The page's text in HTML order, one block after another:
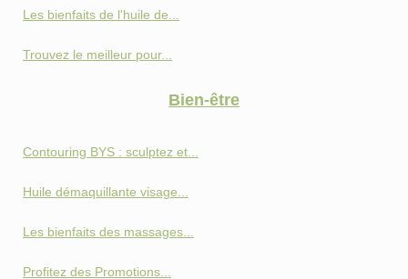
Les bienfaits de l'huile de...
Trouvez le meilleur pour...
Bien-être
Contouring BYS : sculptez et...
Huile démaquillante visage...
Les bienfaits des massages...
Profitez des Promotions...